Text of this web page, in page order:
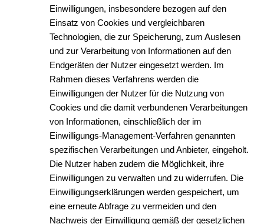
Einwilligungen, insbesondere bezogen auf den
Einsatz von Cookies und vergleichbaren
Technologien, die zur Speicherung, zum Auslesen
und zur Verarbeitung von Informationen auf den
Endgeräten der Nutzer eingesetzt werden. Im
Rahmen dieses Verfahrens werden die
Einwilligungen der Nutzer für die Nutzung von
Cookies und die damit verbundenen Verarbeitungen
von Informationen, einschließlich der im
Einwilligungs-Management-Verfahren genannten
spezifischen Verarbeitungen und Anbieter, eingeholt.
Die Nutzer haben zudem die Möglichkeit, ihre
Einwilligungen zu verwalten und zu widerrufen. Die
Einwilligungserklärungen werden gespeichert, um
eine erneute Abfrage zu vermeiden und den
Nachweis der Einwilligung gemäß der gesetzlichen